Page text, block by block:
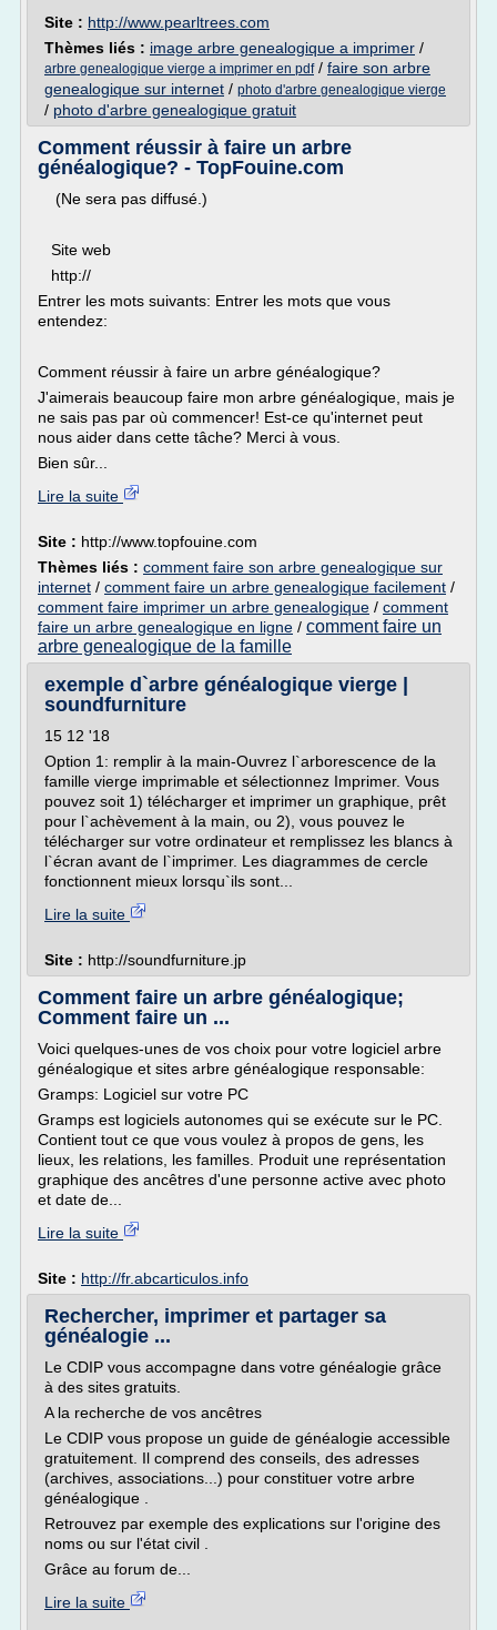
Site : http://www.pearltrees.com
Thèmes liés : image arbre genealogique a imprimer /
arbre genealogique vierge a imprimer en pdf/ faire son arbre
genealogique sur internet / photo d'arbre genealogique vierge
/ photo d'arbre genealogique gratuit
Comment réussir à faire un arbre
généalogique? - TopFouine.com
(Ne sera pas diffusé.)
Site web
http://
Entrer les mots suivants: Entrer les mots que vous
entendez:
Comment réussir à faire un arbre généalogique?
J'aimerais beaucoup faire mon arbre généalogique, mais je
ne sais pas par où commencer! Est-ce qu'internet peut
nous aider dans cette tâche? Merci à vous.
Bien sûr...
Lire la suite
Site : http://www.topfouine.com
Thèmes liés : comment faire son arbre genealogique sur
internet / comment faire un arbre genealogique facilement /
comment faire imprimer un arbre genealogique / comment
faire un arbre genealogique en ligne / comment faire un
arbre genealogique de la famille
exemple d`arbre généalogique vierge |
soundfurniture
15 12 '18
Option 1: remplir à la main-Ouvrez l`arborescence de la
famille vierge imprimable et sélectionnez Imprimer. Vous
pouvez soit 1) télécharger et imprimer un graphique, prêt
pour l`achèvement à la main, ou 2), vous pouvez le
télécharger sur votre ordinateur et remplissez les blancs à
l`écran avant de l`imprimer. Les diagrammes de cercle
fonctionnent mieux lorsqu`ils sont...
Lire la suite
Site : http://soundfurniture.jp
Comment faire un arbre généalogique;
Comment faire un ...
Voici quelques-unes de vos choix pour votre logiciel arbre
généalogique et sites arbre généalogique responsable:
Gramps: Logiciel sur votre PC
Gramps est logiciels autonomes qui se exécute sur le PC.
Contient tout ce que vous voulez à propos de gens, les
lieux, les relations, les familles. Produit une représentation
graphique des ancêtres d'une personne active avec photo
et date de...
Lire la suite
Site : http://fr.abcarticulos.info
Rechercher, imprimer et partager sa
généalogie ...
Le CDIP vous accompagne dans votre généalogie grâce
à des sites gratuits.
A la recherche de vos ancêtres
Le CDIP vous propose un guide de généalogie accessible
gratuitement. Il comprend des conseils, des adresses
(archives, associations...) pour constituer votre arbre
généalogique .
Retrouvez par exemple des explications sur l'origine des
noms ou sur l'état civil .
Grâce au forum de...
Lire la suite